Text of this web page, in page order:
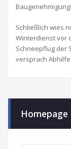
Schließlich wies
Winterdienst vor
Schneepflug der
versprach Abhilfe.
Homepage